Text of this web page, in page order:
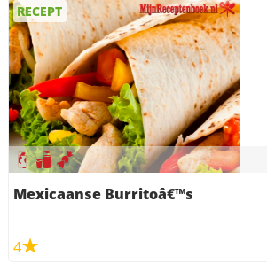
RECEPT
Mexicaanse Burritoâ€™s
4